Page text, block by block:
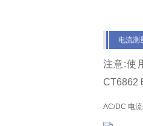
电流测
注意:使
CT6862
AC/DC 电